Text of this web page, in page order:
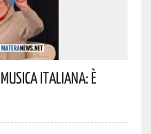
Italiana: È